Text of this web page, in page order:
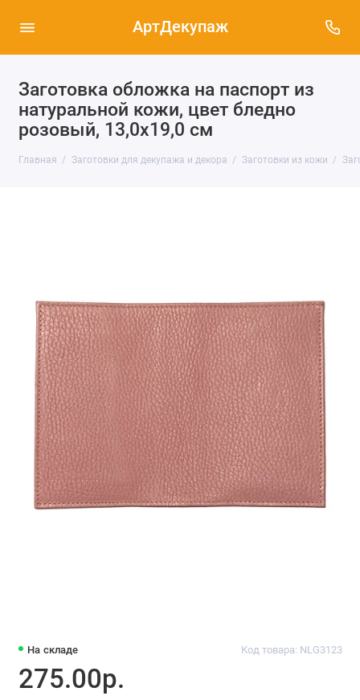
АртДекупаж
Заготовка обложка на паспорт из
натуральной кожи, цвет бледно
розовый, 13,0х19,0 см
Главная Заготовки для декупажа и декора Заготовки из кожи
На складе Код товара: NLG3123
275.00р.